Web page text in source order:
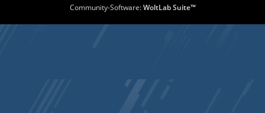
Community-Software:WoltLab Suite™